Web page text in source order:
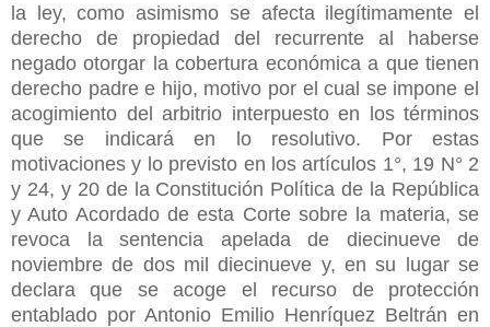
la ley, como asimismo se afecta ilegítimamente el
derecho de propiedad del recurrente al haberse
negado otorgar la cobertura económica a que tienen
derecho padre e hijo, motivo por el cual se impone el
acogimiento del arbitrio interpuesto en los términos
que se indicará en lo resolutivo. Por estas
motivaciones y lo previsto en los artículos 1°, 19 N° 2
y 24, y 20 de la Constitución Política de la República
y Auto Acordado de esta Corte sobre la materia, se
revoca la sentencia apelada de diecinueve de
noviembre de dos mil diecinueve y, en su lugar se
declara que se acoge el recurso de protección
entablado por Antonio Emilio Henríquez Beltrán en